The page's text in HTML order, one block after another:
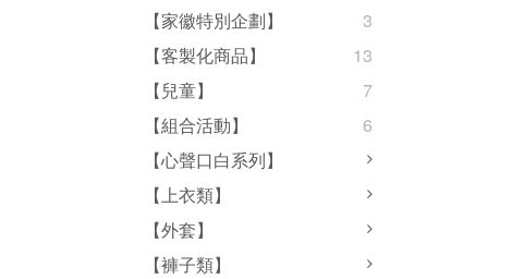
【家徽特別企劃】
3
【客製化商品】
13
【兒童】
7
【組合活動】
6
【心聲口白系列】
【上衣類】
【外套】
【褲子類】